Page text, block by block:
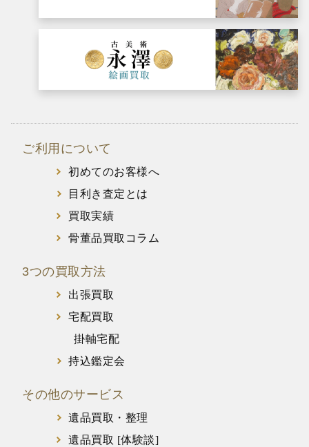
ご利用について
初めてのお客様へ
目利き査定とは
買取実績
骨董品買取コラム
3つの買取方法
出張買取
宅配買取
掛軸宅配
持込鑑定会
その他のサービス
遺品買取・整理
遺品買取 [体験談]